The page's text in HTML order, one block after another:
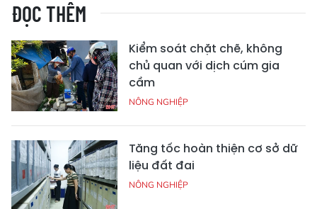
ĐỌC THÊM
Kiểm soát chặt chẽ, không
chủ quan với dịch cúm gia
cầm
NÔNG NGHIỆP
Tăng tốc hoàn thiện cơ sở dữ
liệu đất đai
NÔNG NGHIỆP